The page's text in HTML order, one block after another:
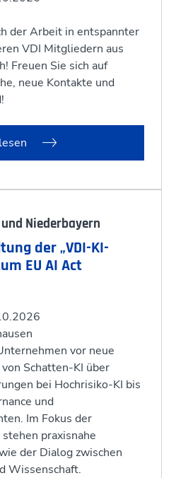
der Arbeit in entspannter
VDI Mitgliedern aus
Freuen Sie sich auf
neue Kontakte und
Niederbayern
der „VDI-KI-
EU AI Act
vor neue
Schatten-KI über
bei Hochrisiko-KI bis
und
Im Fokus der
praxisnahe
der Dialog zwischen
Wissenschaft.